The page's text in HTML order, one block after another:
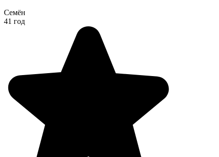
Семён
41 год